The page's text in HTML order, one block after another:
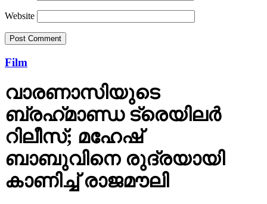
Website
Film
വാരണാസിയുടെ
ബ്രഹ്‌മാണ്ഡ ട്രെയിലര്‍
റിലീസ്; മഹേഷ്
ബാബുവിനെ രുദ്രയായി
കാണിച്ച് രാജമൗലി